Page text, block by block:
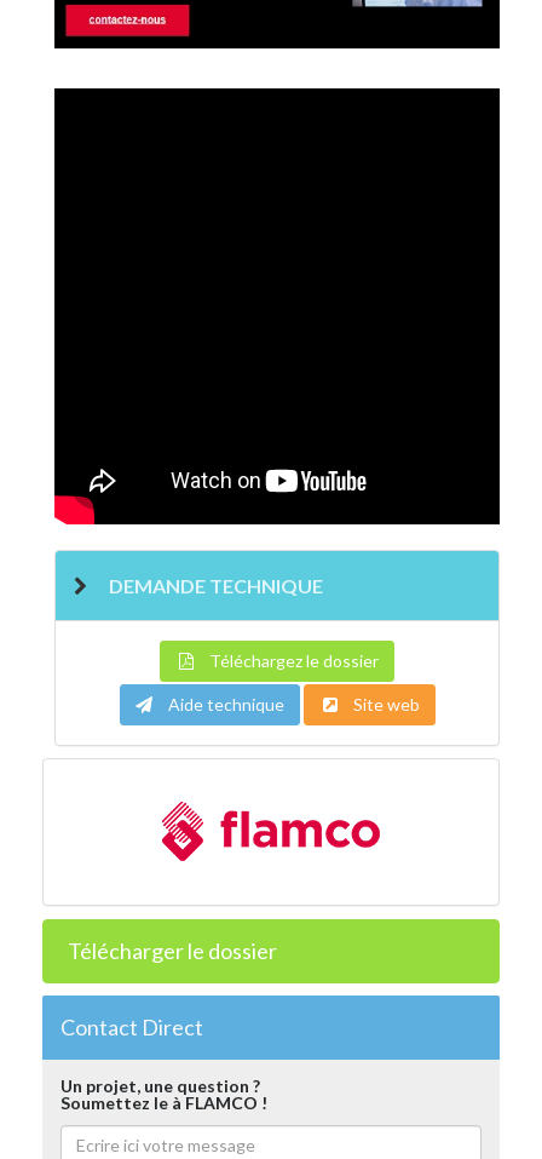
DEMANDE TECHNIQUE
Téléchargez le dossier
Aide technique Site web
Télécharger le dossier
Contact Direct
Un projet, une question ?
Soumettez le à FLAMCO !